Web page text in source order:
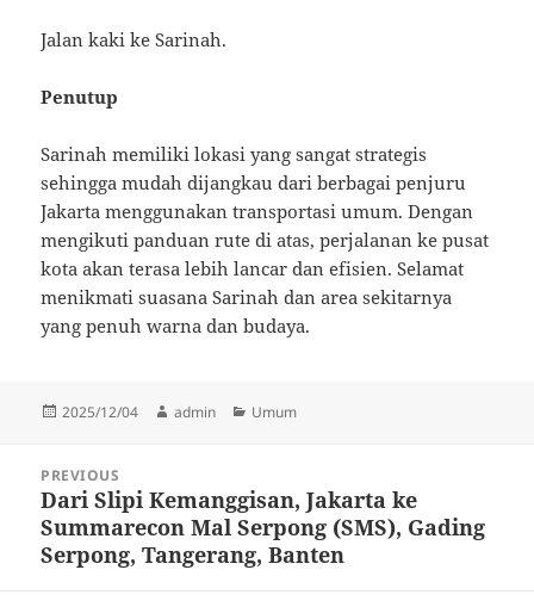
Jalan kaki ke Sarinah.
Penutup
Sarinah memiliki lokasi yang sangat strategis
sehingga mudah dijangkau dari berbagai penjuru
Jakarta menggunakan transportasi umum. Dengan
mengikuti panduan rute di atas, perjalanan ke pusat
kota akan terasa lebih lancar dan efisien. Selamat
menikmati suasana Sarinah dan area sekitarnya
yang penuh warna dan budaya.
Posted
2025/12/04 Author
admin Categories
Umum
navigation
PREVIOUS
Previous
post:
Dari Slipi Kemanggisan, Jakarta ke
Summarecon Mal Serpong (SMS), Gading
Serpong, Tangerang, Banten